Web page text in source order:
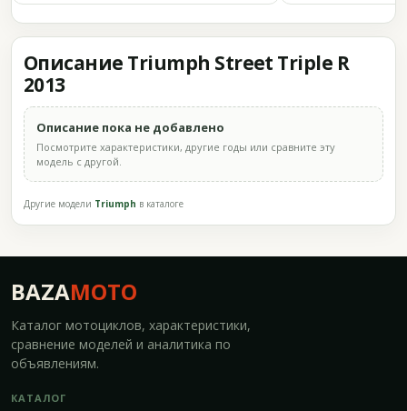
Описание Triumph Street Triple R
2013
Описание пока не добавлено
Посмотрите характеристики, другие годы или сравните эту
модель с другой.
Другие модели Triumph в каталоге
BAZAMOTO
Каталог мотоциклов, характеристики,
сравнение моделей и аналитика по
объявлениям.
КАТАЛОГ